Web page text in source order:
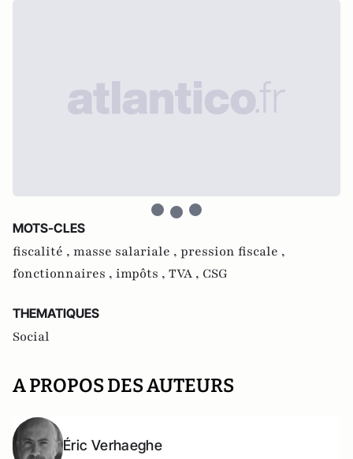
MOTS-CLES
fiscalité , masse salariale , pression fiscale ,
fonctionnaires , impôts , TVA , CSG
THEMATIQUES
Social
A PROPOS DES AUTEURS
Éric Verhaeghe